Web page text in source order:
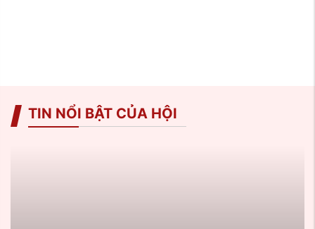
TIN NỔI BẬT CỦA HỘI